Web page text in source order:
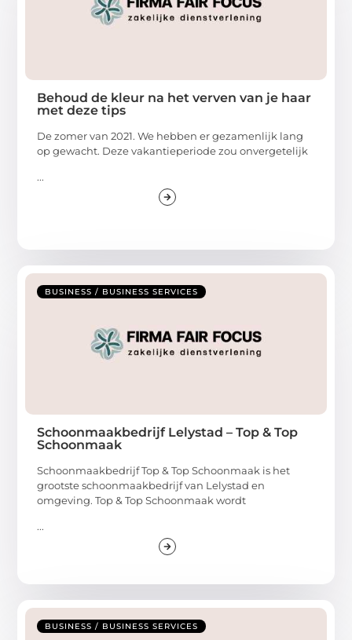
Behoud de kleur na het verven van je haar
met deze tips
De zomer van 2021. We hebben er gezamenlijk lang
op gewacht. Deze vakantieperiode zou onvergetelijk
...
BUSINESS / BUSINESS SERVICES
Schoonmaakbedrijf Lelystad – Top & Top
Schoonmaak
Schoonmaakbedrijf Top & Top Schoonmaak is het
grootste schoonmaakbedrijf van Lelystad en
omgeving. Top & Top Schoonmaak wordt
...
BUSINESS / BUSINESS SERVICES